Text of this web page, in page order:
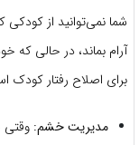
شما نمی‌توانید از
آرام بماند، در حالی که
برای اصلاح رفتار کودک
مدیریت خشم: وقتی